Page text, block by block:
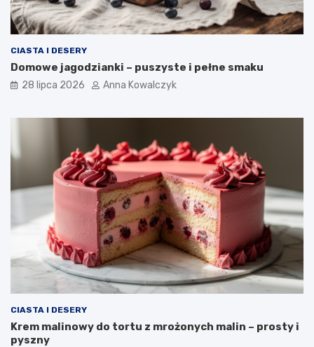
CIASTA I DESERY
Domowe jagodzianki – puszyste i pełne smaku
28 lipca 2026 Anna Kowalczyk
CIASTA I DESERY
Krem malinowy do tortu z mrożonych malin – prosty i
pyszny